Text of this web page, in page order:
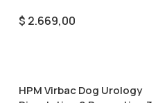
$ 2.669,00
HPM Virbac Dog Urology